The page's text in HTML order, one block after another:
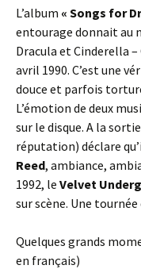
L’album « Songs for
entourage donnait au
Dracula et Cinderella
avril 1990. C’est une
douce et parfois
L’émotion de deux
sur le disque. A la
réputation) déclare
Reed, ambiance,
1992, le Velvet
sur scène. Une
Quelques grands
en français)